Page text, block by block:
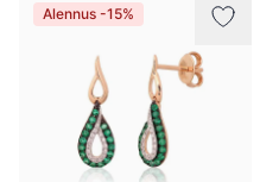
Alennus -15%